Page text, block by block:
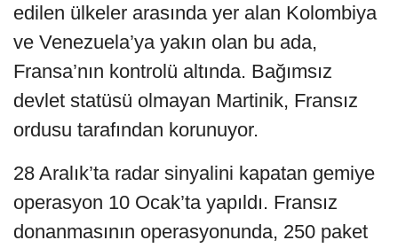
edilen ülkeler arasında yer alan Kolombiya
ve Venezuela’ya yakın olan bu ada,
Fransa’nın kontrolü altında. Bağımsız
devlet statüsü olmayan Martinik, Fransız
ordusu tarafından korunuyor.
28 Aralık’ta radar sinyalini kapatan gemiye
operasyon 10 Ocak’ta yapıldı. Fransız
donanmasının operasyonunda, 250 paket